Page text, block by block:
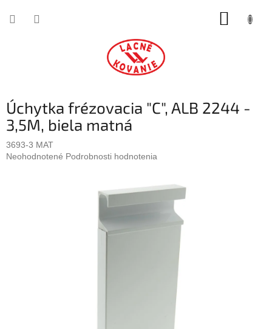
Úchytka frézovacia "C", ALB 2244 -
3,5M, biela matná
3693-3 MAT
Priemerné
Neohodnotené Podrobnosti hodnotenia